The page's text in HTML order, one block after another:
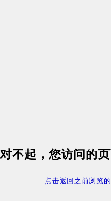
对不起，您访问的
点击返回之前浏览